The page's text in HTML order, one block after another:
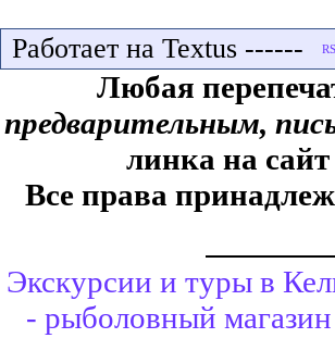
Работает на Textus ------
Любая
предварительным,
линка на
Все права
Экскурсии и туры в
- рыболовный магазин